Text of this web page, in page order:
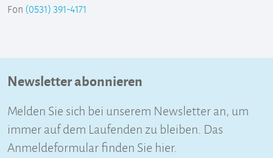
Fon (0531) 391-4171
Newsletter abonnieren
Melden Sie sich bei unserem Newsletter an, um
immer auf dem Laufenden zu bleiben. Das
Anmeldeformular finden Sie hier.